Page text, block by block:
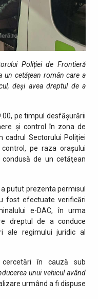
Poliției de Frontieră
un cetățean român care a
deşi avea dreptul de a
pe timpul desfăşurării
şi control în zona de
cadrul Sectorului Poliției
pe raza orașului
condusă de un cetăţean
putut prezenta permisul
fost efectuate verificări
e-DAC, în urma
dreptul de a conduce
ale regimului juridic al
în cauză sub
unui vehicul având
urmând a fi dispuse